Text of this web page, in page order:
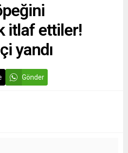
itlaf ettiler!
yandı
Gönder